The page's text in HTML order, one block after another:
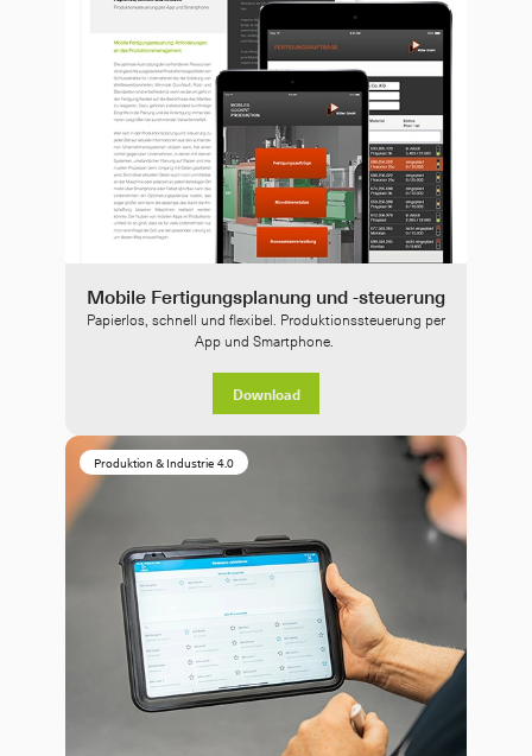
Mobile Fertigungsplanung und -steuerung
Papierlos, schnell und flexibel. Produktionssteuerung per
App und Smartphone.
Download
Produktion & Industrie 4.0